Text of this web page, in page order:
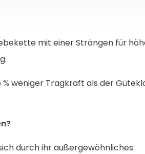
mit einer Strängen für
weniger Tragkraft als der
durch ihr außergewöhnliches